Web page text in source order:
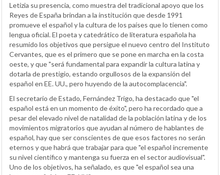
Letizia su presencia, como muestra del tradicional apoyo que los
Reyes de España brindan a la institución que desde 1991
promueve el español y la cultura de los países que lo tienen como
lengua oficial. El poeta y catedrático de literatura española ha
resumido los objetivos que persigue el nuevo centro del Instituto
Cervantes, que es el primero que se pone en marcha en la costa
oeste, y que "será fundamental para expandir la cultura latina y
dotarla de prestigio, estando orgullosos de la expansión del
español en EE. UU., pero huyendo de la autocomplacencia".
El secretario de Estado, Fernández Trigo, ha destacado que "el
español está en un momento de éxito", pero ha recordado que a
pesar del elevado nivel de natalidad de la población latina y de los
movimientos migratorios que ayudan al número de hablantes de
español, hay que ser conscientes de que esos factores no serán
eternos y que habrá que trabajar para que "el español incremente
su nivel científico y mantenga su fuerza en el sector audiovisual".
Uno de los objetivos, ha señalado, es que "el español sea una